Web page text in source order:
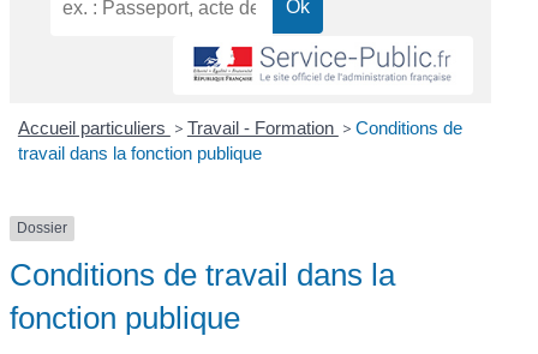
Accueil particuliers > Travail - Formation > Conditions de
travail dans la fonction publique
Dossier
Conditions de travail dans la
fonction publique